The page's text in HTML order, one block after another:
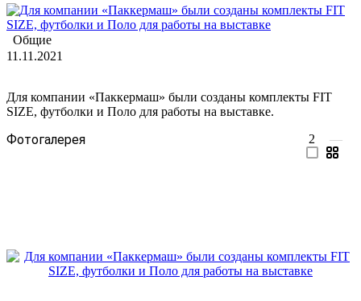
Общие
11.11.2021
Для компании «Паккермаш» были созданы комплекты FIT
SIZE, футболки и Поло для работы на выставке.
Фотогалерея 2 —